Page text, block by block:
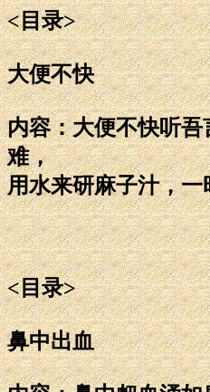
<目录>
大便不快
内容：大便不快听
难，
用水来研麻子汁，
<目录>
鼻中出血